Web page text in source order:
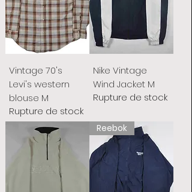
Vintage 70's
Levi's western
blouse M
Rupture de stock
Nike Vintage
Wind Jacket M
Rupture de stock
Reebok